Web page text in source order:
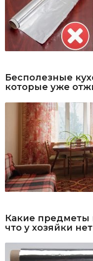
Бесполезные
которые уже
Какие предметы
что у хозяйки